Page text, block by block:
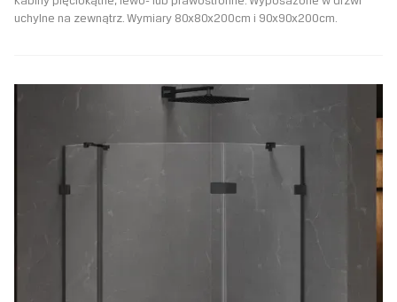
uchylne na zewnątrz. Wymiary 80x80x200cm i 90x90x200cm.